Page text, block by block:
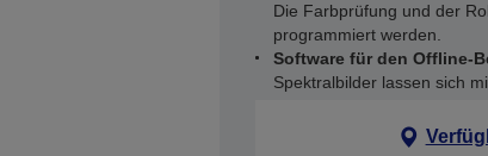
Die Farbprüfung und der
programmiert werden.
Software für den Offline-
Spektralbilder lassen sich